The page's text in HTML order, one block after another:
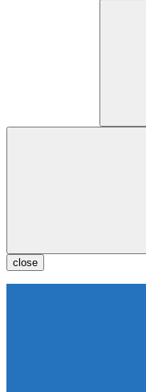
close